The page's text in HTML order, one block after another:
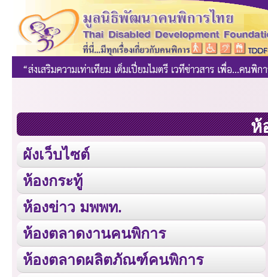
ห้
ผังเว็บไซต์
ห้องกระทู้
ห้องข่าว มพพท.
ห้องตลาดงานคนพิการ
ห้องตลาดผลิตภัณฑ์คนพิการ